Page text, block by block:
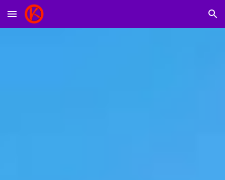
Skip to main content Skip to navigation